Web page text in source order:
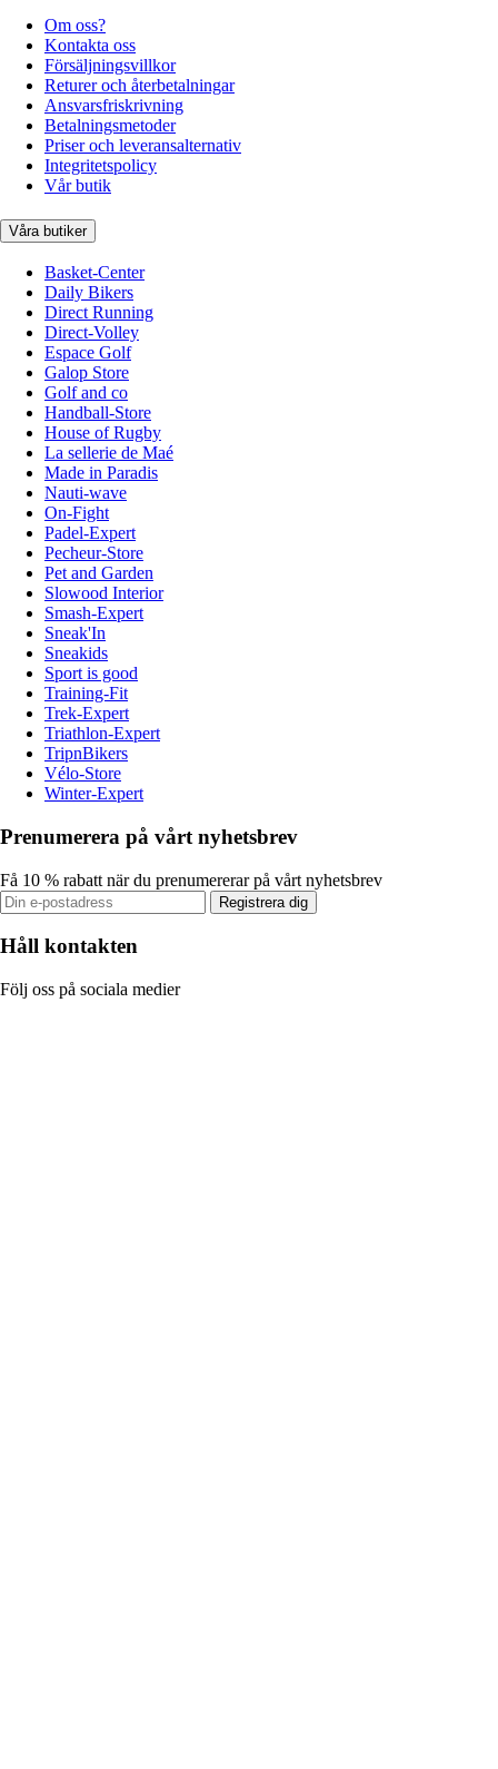
Om oss?
Kontakta oss
Försäljningsvillkor
Returer och återbetalningar
Ansvarsfriskrivning
Betalningsmetoder
Priser och leveransalternativ
Integritetspolicy
Vår butik
Våra butiker
Basket-Center
Daily Bikers
Direct Running
Direct-Volley
Espace Golf
Galop Store
Golf and co
Handball-Store
House of Rugby
La sellerie de Maé
Made in Paradis
Nauti-wave
On-Fight
Padel-Expert
Pecheur-Store
Pet and Garden
Slowood Interior
Smash-Expert
Sneak'In
Sneakids
Sport is good
Training-Fit
Trek-Expert
Triathlon-Expert
TripnBikers
Vélo-Store
Winter-Expert
Prenumerera på vårt nyhetsbrev
Få 10 % rabatt när du prenumererar på vårt nyhetsbrev
Registrera dig
Håll kontakten
Följ oss på sociala medier